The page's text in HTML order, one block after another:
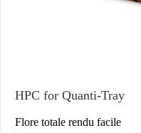
HPC for Quanti-Tray
Flore totale rendu facile